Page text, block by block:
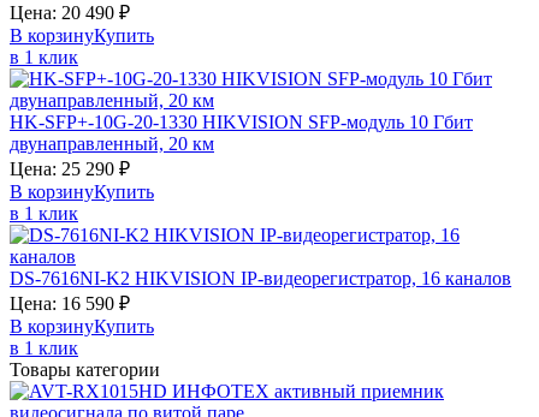
Цена: 20 490 ₽
В корзинуКупить
в 1 клик
HK-SFP+-10G-20-1330 HIKVISION SFP-модуль 10 Гбит
двунаправленный, 20 км
Цена: 25 290 ₽
В корзинуКупить
в 1 клик
DS-7616NI-K2 HIKVISION IP-видеорегистратор, 16 каналов
Цена: 16 590 ₽
В корзинуКупить
в 1 клик
Товары категории